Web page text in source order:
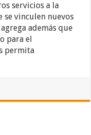
servicios a la
vinculen nuevos
además que
para el
permita